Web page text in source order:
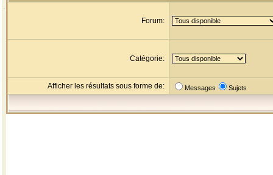
Forum:
Catégorie:
Afficher les résultats sous forme de: Messages Sujets